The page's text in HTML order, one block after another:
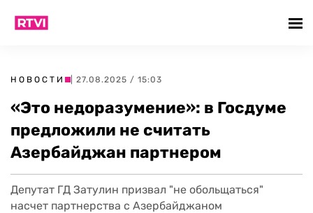
НОВОСТИ | 27.08.2025 / 15:03
«Это недоразумение»: в Госдуме
предложили не считать
Азербайджан партнером
Депутат ГД Затулин призвал "не обольщаться"
насчет партнерства с Азербайджаном